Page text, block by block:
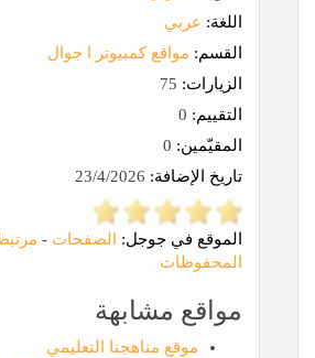
اللغة: عربي
القسم: مواقع كمبيوتر ا جوال
الزيارات:
التقييم:
المقيّمين:
تاريخ الإضافة:
الموقع في جوجل: الصفحات -
المحفوظات
مواقع مشابهة
موقع مناهجنا التعليمي